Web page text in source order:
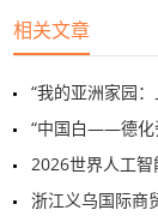
相关文章
“我的亚洲家园：上
“中国白——德化瓷
2026世界人工智能
浙江义乌国际商贸